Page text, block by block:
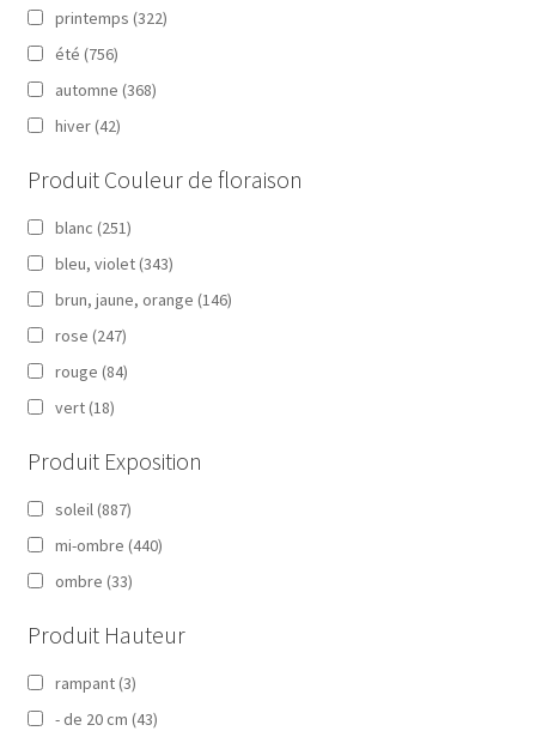
printemps (322)
été (756)
automne (368)
hiver (42)
Produit Couleur de floraison
blanc (251)
bleu, violet (343)
brun, jaune, orange (146)
rose (247)
rouge (84)
vert (18)
Produit Exposition
soleil (887)
mi-ombre (440)
ombre (33)
Produit Hauteur
rampant (3)
- de 20 cm (43)